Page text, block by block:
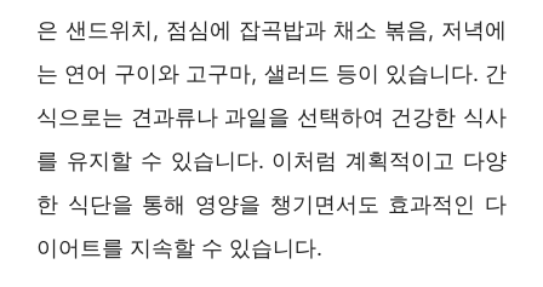
은 샌드위치, 점심에 잡곡밥과 채소 볶음, 저녁에
는 연어 구이와 고구마, 샐러드 등이 있습니다. 간
식으로는 견과류나 과일을 선택하여 건강한 식사
를 유지할 수 있습니다. 이처럼 계획적이고 다양
한 식단을 통해 영양을 챙기면서도 효과적인 다
이어트를 지속할 수 있습니다.